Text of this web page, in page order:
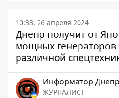
10:33, 26 апреля 2024
Днепр получит от
мощных
различной
Информатор Днепр
ЖУРНАЛИСТ